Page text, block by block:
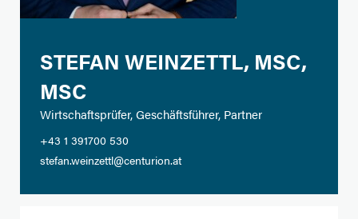
STEFAN WEINZETTL, MSC,
MSC
Wirtschaftsprüfer, Geschäftsführer, Partner
+43 1 391700 530
stefan.weinzettl@centurion.at